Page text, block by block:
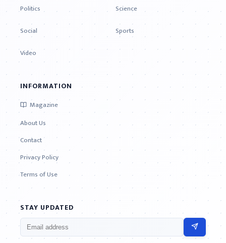
Politics
Science
Social
Sports
Video
INFORMATION
Magazine
About Us
Contact
Privacy Policy
Terms of Use
STAY UPDATED